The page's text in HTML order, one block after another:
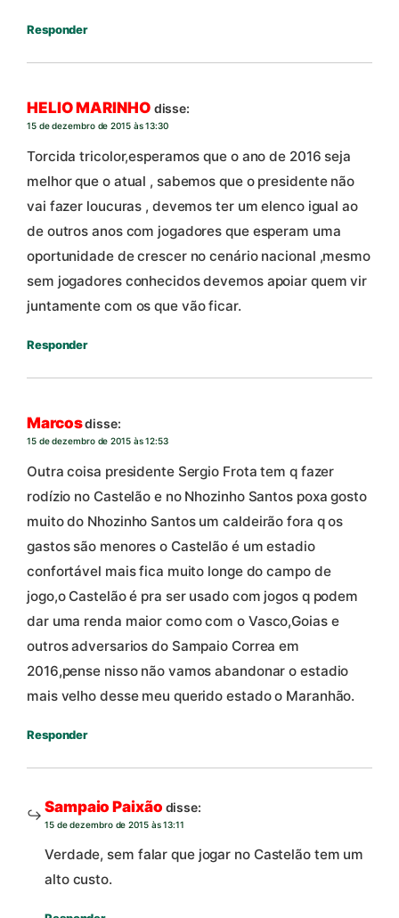
Responder
HELIO MARINHO disse:
15 de dezembro de 2015 às 13:30
Torcida tricolor,esperamos que o ano de 2016 seja
melhor que o atual , sabemos que o presidente não
vai fazer loucuras , devemos ter um elenco igual ao
de outros anos com jogadores que esperam uma
oportunidade de crescer no cenário nacional ,mesmo
sem jogadores conhecidos devemos apoiar quem vir
juntamente com os que vão ficar.
Responder
Marcosdisse:
15 de dezembro de 2015 às 12:53
Outra coisa presidente Sergio Frota tem q fazer
rodízio no Castelão e no Nhozinho Santos poxa gosto
muito do Nhozinho Santos um caldeirão fora q os
gastos são menores o Castelão é um estadio
confortável mais fica muito longe do campo de
jogo,o Castelão é pra ser usado com jogos q podem
dar uma renda maior como com o Vasco,Goias e
outros adversarios do Sampaio Correa em
2016,pense nisso não vamos abandonar o estadio
mais velho desse meu querido estado o Maranhão.
Responder
Sampaio Paixão disse:
15 de dezembro de 2015 às 13:11
Verdade, sem falar que jogar no Castelão tem um
alto custo.